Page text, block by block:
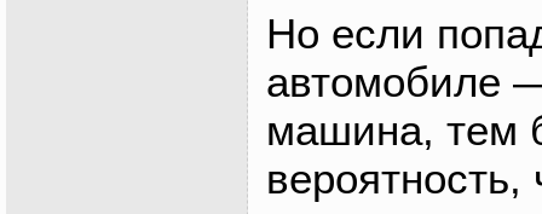
Но если
автомобиле
машина, тем
вероятность,